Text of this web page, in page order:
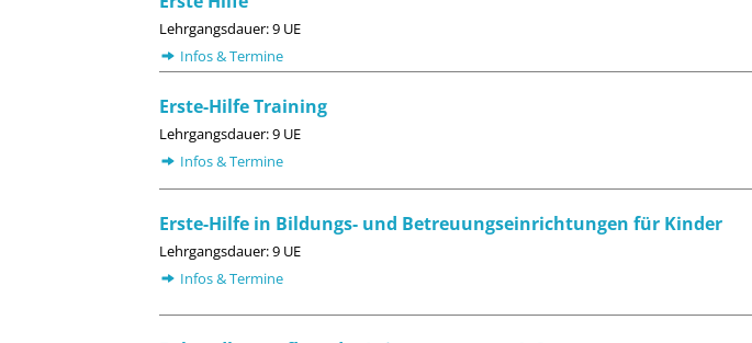
Lehrgangsdauer: 9 UE
Infos & Termine
Erste-Hilfe Training
Lehrgangsdauer: 9 UE
Infos & Termine
Erste-Hilfe in Bildungs- und Betreuungseinrichtungen für Kinder
Lehrgangsdauer: 9 UE
Infos & Termine